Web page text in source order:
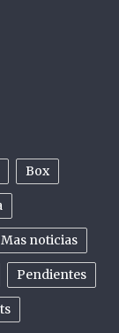
Box
Mas noticias
Pendientes